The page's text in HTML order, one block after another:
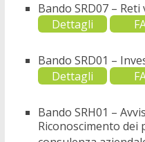
Bando SRD07 –
Dettagli
Bando SRD01 –
Dettagli
Bando SRH01 –
Riconoscimento dei